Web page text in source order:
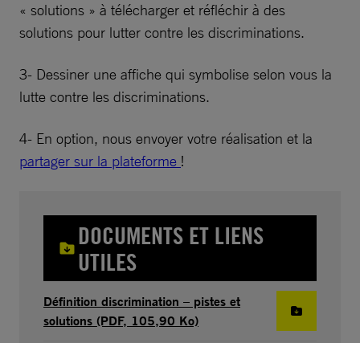
« solutions » à télécharger et réfléchir à des
solutions pour lutter contre les discriminations.
3- Dessiner une affiche qui symbolise selon vous la
lutte contre les discriminations.
4- En option, nous envoyer votre réalisation et la
partager sur la plateforme !
DOCUMENTS ET LIENS
UTILES
Définition discrimination – pistes et
solutions (PDF, 105,90 Ko)